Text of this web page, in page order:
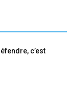
c’est